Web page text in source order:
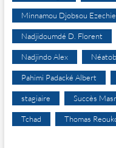
Minnamou Djobsou
Nadjidoumdé D. Florent
Nadjindo Alex
Pahimi Padacké Albert
stagiaire Succès
Tchad Thomas